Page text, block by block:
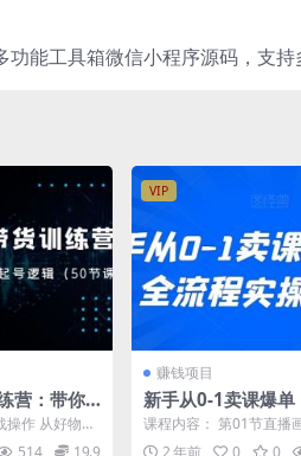
功能工具箱微信小程序源码，支持
营：带你
号逻辑（5
作 从好物分
精准流量获取
514 19.9
VIP
赚钱项目
新手从0-1卖课爆单
程实操运营课
课程内容： 第01节直播
式-不同直播画面影响流
2 年前 0 0